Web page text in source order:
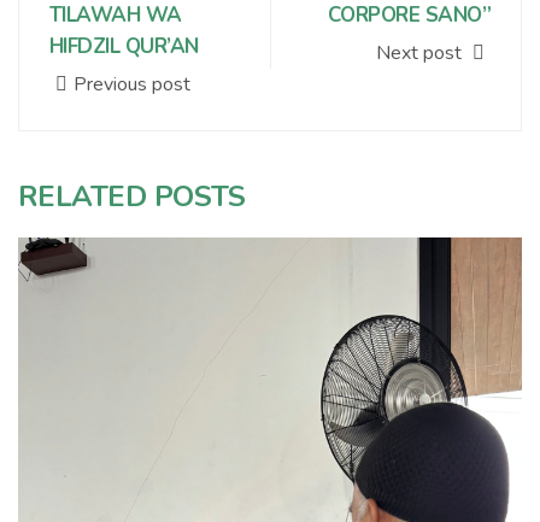
TILAWAH WA
HIFDZIL QUR’AN
Previous post
CORPORE SANO”
Next post
RELATED POSTS